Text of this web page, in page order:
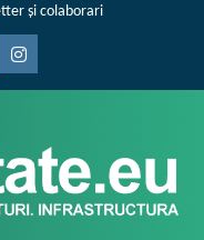
și colaborari
Instagram